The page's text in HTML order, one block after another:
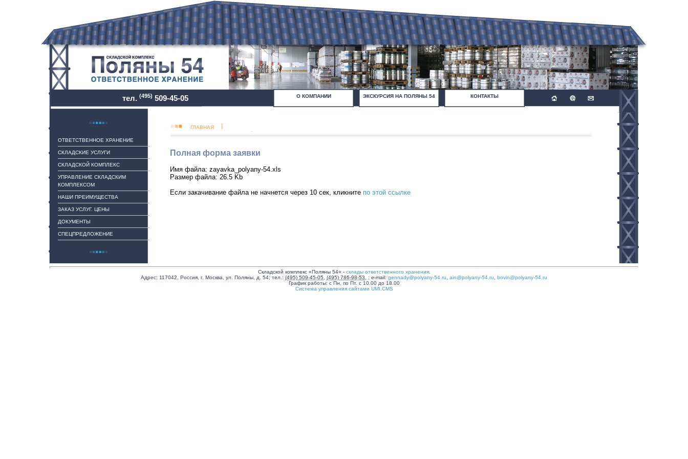
тел. (495) 509-45-05 О КОМПАНИИ ЭКСКУРСИЯ НА ПОЛЯНЫ 54 КОНТАКТЫ
ОТВЕТСТВЕННОЕ ХРАНЕНИЕ
СКЛАДСКИЕ УСЛУГИ
СКЛАДСКОЙ КОМПЛЕКС
УПРАВЛЕНИЕ СКЛАДСКИМ
КОМПЛЕКСОМ
НАШИ ПРЕИМУЩЕСТВА
ЗАКАЗ УСЛУГ. ЦЕНЫ
ДОКУМЕНТЫ
СПЕЦПРЕДЛОЖЕНИЕ
ГЛАВНАЯ
Полная форма заявки
Имя файла: zayavka_polyany-54.xls
Размер файла: 26.5 Kb
Если закачивание файла не начнется через 10 сек, кликните по этой ссылке
Складской комплекс «Поляны 54» - склады ответственного хранения.
Адрес: 117042 Россия г. Москва ул. Поляны, д. 54; тел.: (495) 509-45-05 (495) 786-98-53 ; e-mail: gennady@polyany-54.ru ain@polyany-54.ru
bovin@polyany-54.ru
График работы: с Пн. по Пт. с 10.00 до 18.00
Система управления сайтами UMI.CMS